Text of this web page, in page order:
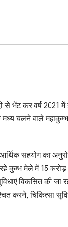
भेंट कर वर्ष 2021 में
चलने वाले
सहयोग का
कुम्भ मेले में 15
विकसित की जा
करने, चिकित्सा